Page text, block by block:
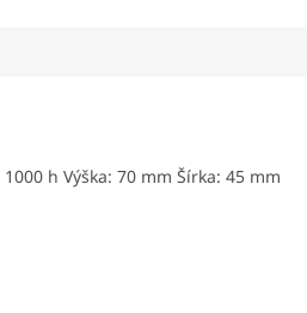
h Výška: 70 mm Šírka: 45 mm